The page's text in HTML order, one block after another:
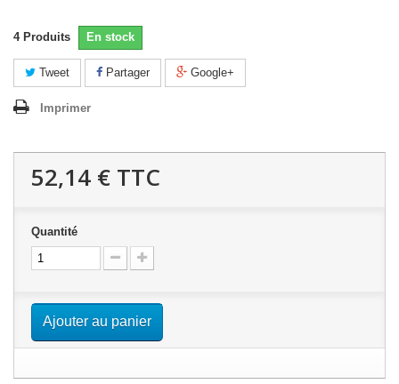
4 Produits En stock
Tweet Partager Google+
Imprimer
52,14 € TTC
Quantité
Ajouter au panier